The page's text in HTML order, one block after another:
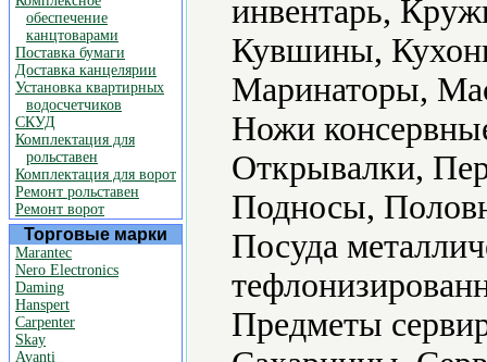
обеспечение
канцтоварами
Поставка бумаги
Доставка канцелярии
Установка квартирных
водосчетчиков
СКУД
Комплектация для
рольставен
Комплектация для ворот
Ремонт рольставен
Ремонт ворот
Торговые марки
Marantec
Nero Electronics
Daming
Hanspert
Carpenter
Skay
Avanti
инвентарь,
Кувшины,
Маринаторы,
Ножи
Открывалки,
Подносы,
Посуда
Предметы